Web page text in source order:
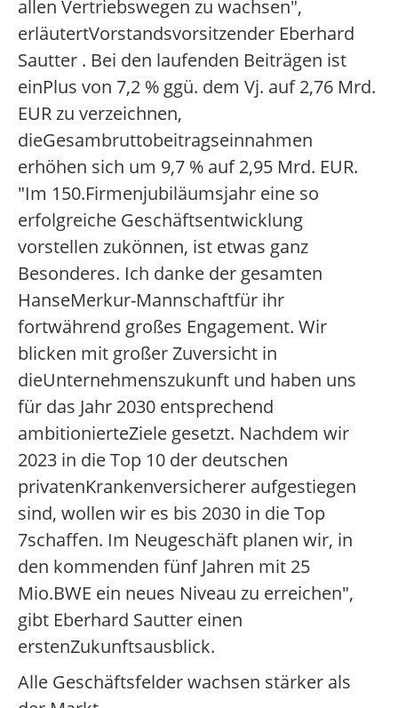
allen Vertriebswegen zu wachsen",
erläutertVorstandsvorsitzender Eberhard
Sautter . Bei den laufenden Beiträgen ist
einPlus von 7,2 % ggü. dem Vj. auf 2,76 Mrd.
EUR zu verzeichnen,
dieGesambruttobeitragseinnahmen
erhöhen sich um 9,7 % auf 2,95 Mrd. EUR.
"Im 150.Firmenjubiläumsjahr eine so
erfolgreiche Geschäftsentwicklung
vorstellen zukönnen, ist etwas ganz
Besonderes. Ich danke der gesamten
HanseMerkur-Mannschaftfür ihr
fortwährend großes Engagement. Wir
blicken mit großer Zuversicht in
dieUnternehmenszukunft und haben uns
für das Jahr 2030 entsprechend
ambitionierteZiele gesetzt. Nachdem wir
2023 in die Top 10 der deutschen
privatenKrankenversicherer aufgestiegen
sind, wollen wir es bis 2030 in die Top
7schaffen. Im Neugeschäft planen wir, in
den kommenden fünf Jahren mit 25
Mio.BWE ein neues Niveau zu erreichen",
gibt Eberhard Sautter einen
erstenZukunftsausblick.
Alle Geschäftsfelder wachsen stärker als